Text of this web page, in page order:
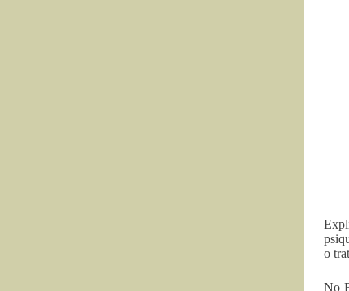
o
No